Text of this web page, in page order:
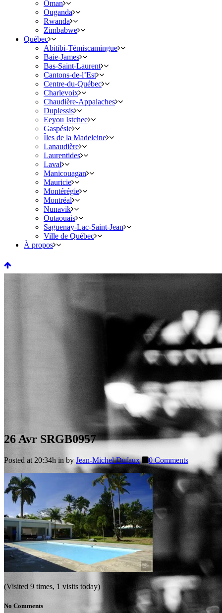
Oman
Ouganda
Rwanda
Zimbabwe
Québec
Abitibi-Témiscamingue
Baie-James
Bas-Saint-Laurent
Cantons-de-l’Est
Centre-du-Québec
Charlevoix
Chaudière-Appalaches
Duplessis
Eeyou Istchee
Gaspésie
Îles de la Madeleine
Lanaudière
Laurentides
Laval
Manicouagan
Mauricie
Montérégie
Montréal
Nunavik
Outaouais
Saguenay-Lac-Saint-Jean
Ville de Québec
À propos
26 Avr SRGB0957
Posted at 20:34h in by Jean-Michel Dufaux 0 Comments
(Visited 9 times, 1 visits today)
No Comments